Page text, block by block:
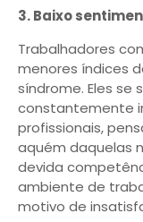
3. Baixo
Trabalhadores
menores índices
síndrome. Eles
constantemente
profissionais,
aquém daquelas
devida
ambiente de
motivo de